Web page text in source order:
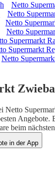
Netto
Netto
Netto
Netto
Supermarkt
Supermarkt
Netto
Netto
Angebote.
beim
in der App